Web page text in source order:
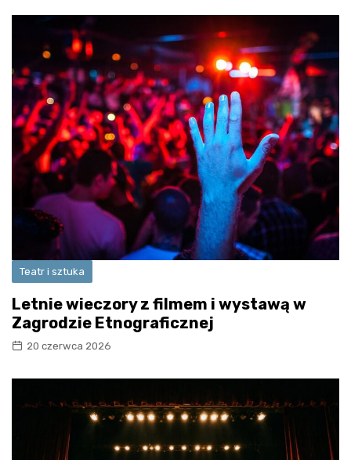
Teatr i sztuka
Letnie wieczory z filmem i wystawą w
Zagrodzie Etnograficznej
20 czerwca 2026